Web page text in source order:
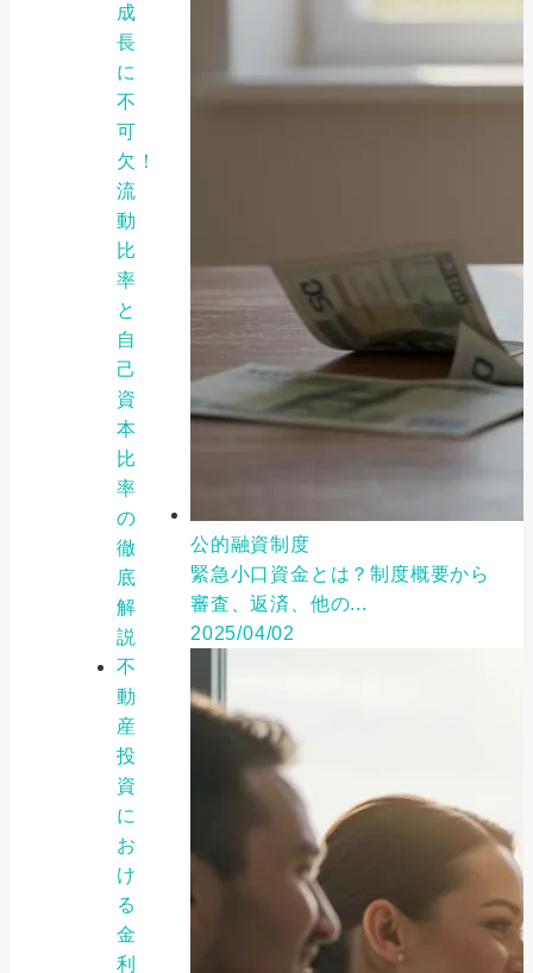
成
長
に
不
可
欠！
流
動
比
率
と
自
己
資
本
比
率
の
徹
底
解
説
不
動
産
投
資
に
お
け
る
金
利
公的融資制度
緊急小口資金とは？制度概要から
審査、返済、他の...
2025/04/02